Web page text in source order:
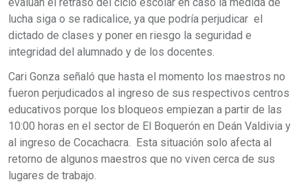
evalúan el retraso del ciclo escolar en caso la medida de
lucha siga o se radicalice, ya que podría perjudicar el
dictado de clases y poner en riesgo la seguridad e
integridad del alumnado y de los docentes.
Cari Gonza señaló que hasta el momento los maestros no
fueron perjudicados al ingreso de sus respectivos centros
educativos porque los bloqueos empiezan a partir de las
10:00 horas en el sector de El Boquerón en Deán Valdivia y
al ingreso de Cocachacra. Esta situación solo afecta al
retorno de algunos maestros que no viven cerca de sus
lugares de trabajo.